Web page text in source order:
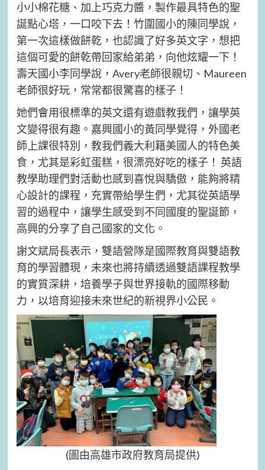
小小棉花糖、加上巧克力醬，製作最具特色的聖
誕點心塔，一口咬下去！竹圍國小的陳同學說，
第一次這樣做餅乾，也認識了好多英文字，想把
這個可愛的餅乾帶回家給弟弟，向他炫耀一下！
壽天國小李同學說，Avery老師很親切、Maureen
老師很好玩，常常都很驚喜的樣子！
她們會用很標準的英文還有遊戲教我們，讓學英
文變得很有趣。嘉興國小的黃同學覺得，外國老
師上課很特別，教我們義大利籍美國人的特色美
食，尤其是彩虹蛋糕，很漂亮好吃的樣子！ 英語
教學助理們對活動也感到喜悅與驕傲，能夠將精
心設計的課程，充實帶給學生們，尤其從英語學
習的過程中，讓學生感受到不同國度的聖誕節，
高興的分享了自己國家的文化。
謝文斌局長表示，雙語營隊是國際教育與雙語教
育的學習體現，未來也將持續透過雙語課程教學
的實質深耕，培養學子與世界接軌的國際移動
力，以培育迎接未來世紀的新視界小公民。
(圖由高雄市政府教育局提供)